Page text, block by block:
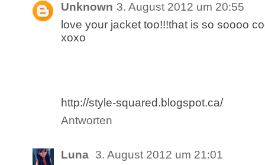
Unknown 3. August 2012 um 20:55
love your jacket too!!!that is so soooo
xoxo
http://style-squared.blogspot.ca/
Antworten
Luna 3. August 2012 um 21:01